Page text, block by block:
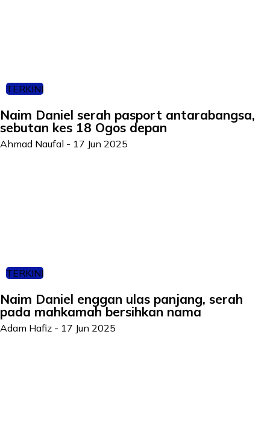
TERKINI
Naim Daniel serah pasport antarabangsa,
sebutan kes 18 Ogos depan
Ahmad Naufal - 17 Jun 2025
TERKINI
Naim Daniel enggan ulas panjang, serah
pada mahkamah bersihkan nama
Adam Hafiz - 17 Jun 2025